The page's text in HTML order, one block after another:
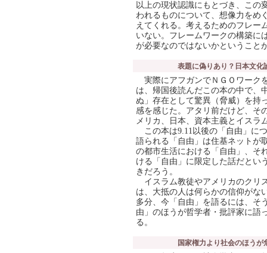
以上の現状認識にもとづき、この
われるものについて、想像力をめ
えてくれる。考えるためのフレー
いない。フレームワークの構築に
が必要なのではないかということ
表題に偽りあり？日本文化
実際にアフガンでＮＧＯワーク
は、帰国後読んだこの本の中で、
ぬ」存在として驚異（脅威）を持
感を感じた。アタリ前だけど、そ
メリカ、日本、資本主義とイスラ
この本は9.11以後の「自由」に
語られる「自由」は住基ネットが
の都市生活における「自由」、そ
ける「自由」に限定した話だとい
きだろう。
イスラム教徒やアメリカのクリ
は、大抵の人は何らかの信仰がな
多分、今「自由」を語るには、そ
由」のほうが哲学者・批評家に語
る。
国家権力より社会のほうが